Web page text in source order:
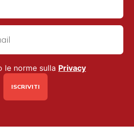
le norme sulla Privacy